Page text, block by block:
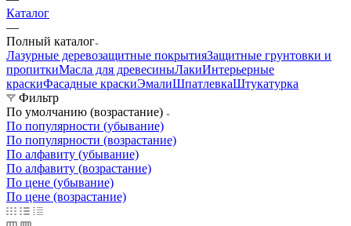
Каталог
—
Полный каталог
Лазурные деревозащитные покрытияЗащитные грунтовки и
пропиткиМасла для древесиныЛакиИнтерьерные
краскиФасадные краскиЭмалиШпатлевкаШтукатурка
Фильтр
По умолчанию (возрастание)
По популярности (убывание)
По популярности (возрастание)
По алфавиту (убывание)
По алфавиту (возрастание)
По цене (убывание)
По цене (возрастание)